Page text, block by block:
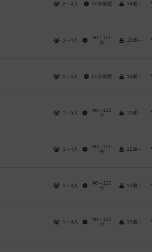
2～4人 30分前後 14歳～
1～4人
90～120
分
13歳～
1～4人 60分前後 14歳～
1～5人
90～120
分
12歳～
1～4人
30～150
分
12歳～
1～4人
90～120
分
13歳～
1～6人
90～120
分
13歳～